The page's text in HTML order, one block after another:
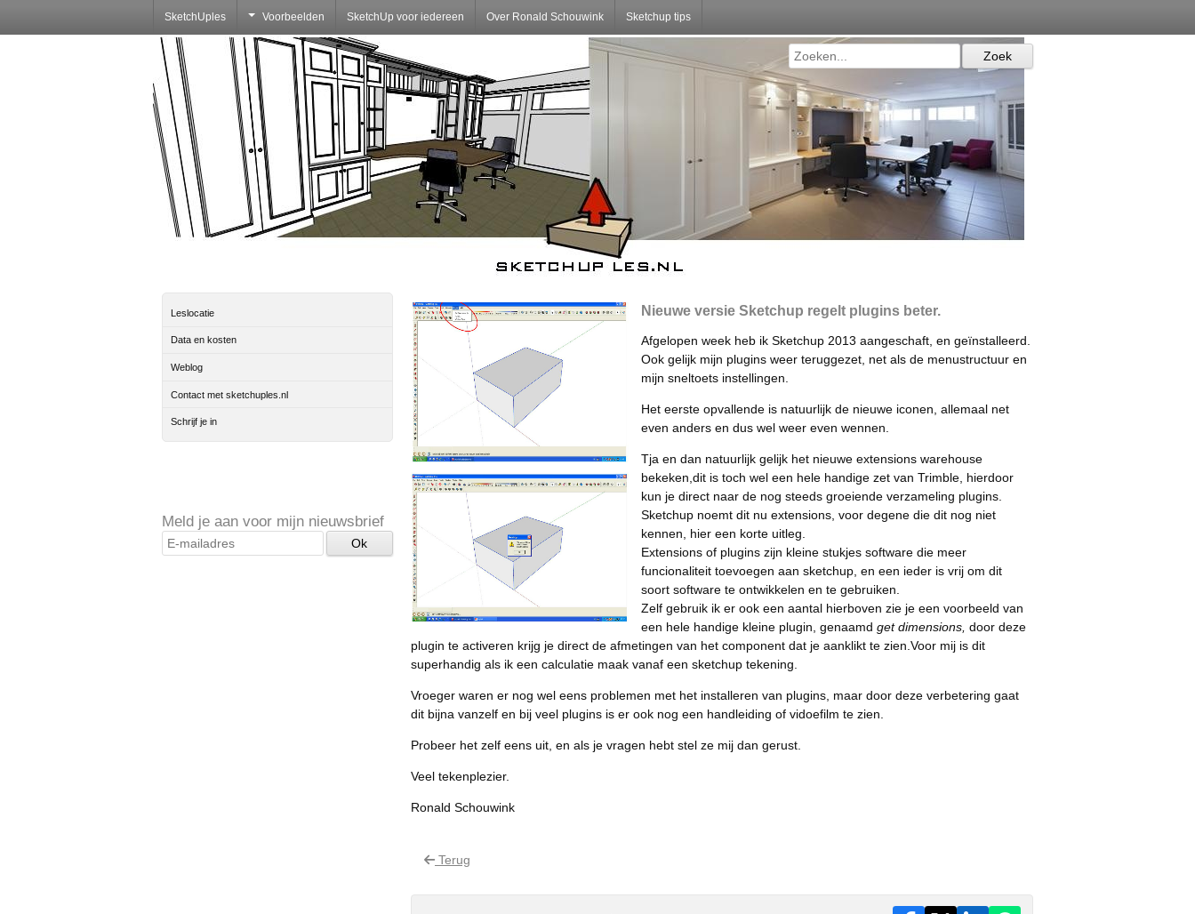
SketchUples Voorbeelden SketchUp voor iedereen Over Ronald Schouwink Sketchup tips
Nieuwe versie Sketchup regelt plugins beter.
Afgelopen week heb ik Sketchup 2013 aangeschaft, en geïnstalleerd.
Ook gelijk mijn plugins weer teruggezet, net als de menustructuur en
mijn sneltoets instellingen.
Het eerste opvallende is natuurlijk de nieuwe iconen, allemaal net
even anders en dus wel weer even wennen.
Tja en dan natuurlijk gelijk het nieuwe extensions warehouse
bekeken,dit is toch wel een hele handige zet van Trimble, hierdoor
kun je direct naar de nog steeds groeiende verzameling plugins.
Sketchup noemt dit nu extensions, voor degene die dit nog niet
kennen, hier een korte uitleg.
Extensions of plugins zijn kleine stukjes software die meer
funcionaliteit toevoegen aan sketchup, en een ieder is vrij om dit
soort software te ontwikkelen en te gebruiken.
Zelf gebruik ik er ook een aantal hierboven zie je een voorbeeld van
een hele handige kleine plugin, genaamd get dimensions, door deze
plugin te activeren krijg je direct de afmetingen van het component dat je aanklikt te zien.Voor mij is dit
superhandig als ik een calculatie maak vanaf een sketchup tekening.
Vroeger waren er nog wel eens problemen met het installeren van plugins, maar door deze verbetering gaat
dit bijna vanzelf en bij veel plugins is er ook nog een handleiding of vidoefilm te zien.
Probeer het zelf eens uit, en als je vragen hebt stel ze mij dan gerust.
Veel tekenplezier.
Ronald Schouwink
Terug
Leslocatie
Data en kosten
Weblog
Contact met sketchuples.nl
Schrijf je in
Meld je aan voor mijn nieuwsbrief